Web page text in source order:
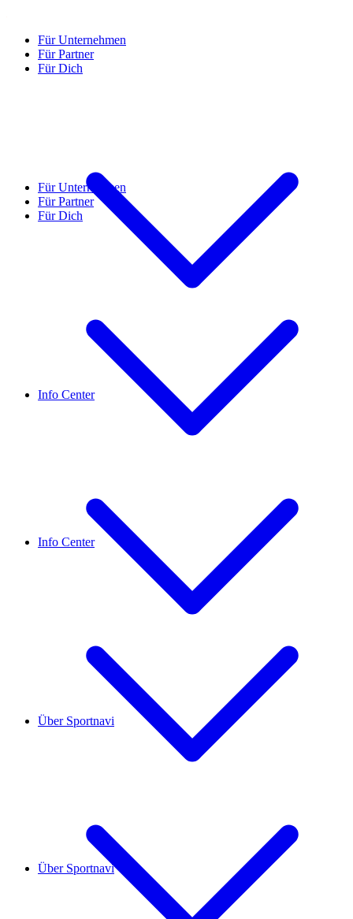
Für Unternehmen
Für Partner
Für Dich
Info Center
Über Sportnavi
Für Unternehmen
Für Partner
Für Dich
Info Center
Über Sportnavi